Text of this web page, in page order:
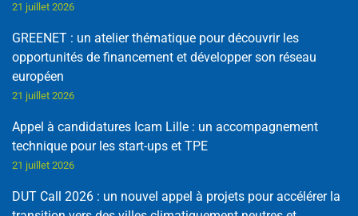
21 juillet 2026
GREENET : un atelier thématique pour découvrir les
opportunités de financement et développer son réseau
européen
21 juillet 2026
Appel à candidatures Icam Lille : un accompagnement
technique pour les start-ups et TPE
21 juillet 2026
DUT Call 2026 : un nouvel appel à projets pour accélérer la